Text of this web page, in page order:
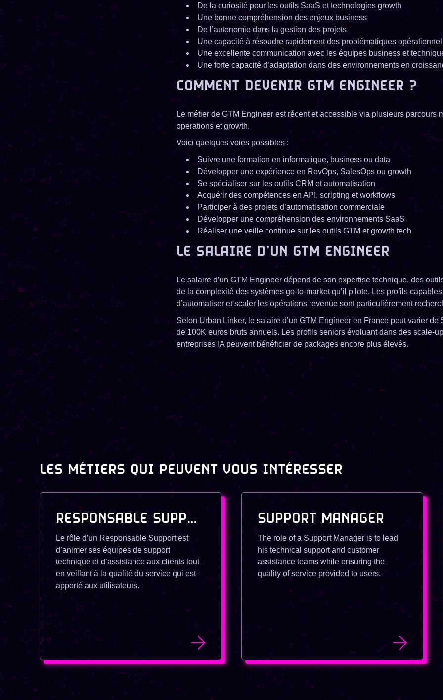
De la curiosité pour les outils SaaS et technologies growth
Une bonne compréhension des enjeux business
De l’autonomie dans la gestion des projets
Une capacité à résoudre rapidement des problématiques
Une excellente communication avec les équipes business et
Une forte capacité d’adaptation dans des environnements en
COMMENT DEVENIR GTM ENGINEER ?
Le métier de GTM Engineer est récent et accessible via plusieurs parcours
operations et growth.
Voici quelques voies possibles :
Suivre une formation en informatique, business ou data
Développer une expérience en RevOps, SalesOps ou growth
Se spécialiser sur les outils CRM et automatisation
Acquérir des compétences en API, scripting et workflows
Participer à des projets d’automatisation commerciale
Développer une compréhension des environnements SaaS
Réaliser une veille continue sur les outils GTM et growth tech
LE SALAIRE D’UN GTM ENGINEER
Le salaire d’un GTM Engineer dépend de son expertise technique, des
de la complexité des systèmes go-to-market qu’il pilote. Les profils capables
d’automatiser et scaler les opérations revenue sont particulièrement
Selon Urban Linker, le salaire d’un GTM Engineer en France peut varier de
de 100K euros bruts annuels. Les profils seniors évoluant dans des scale-
entreprises IA peuvent bénéficier de packages encore plus élevés.
LES MÉTIERS QUI PEUVENT VOUS INTÉRESSER
RESPONSABLE SUPPORT
Le rôle d’un Responsable Support est
d’animer ses équipes de support
technique et d’assistance aux clients tout
en veillant à la qualité du service qui est
apporté aux utilisateurs.
SUPPORT MANAGER
The role of a Support Manager is to lead
his technical support and customer
assistance teams while ensuring the
quality of service provided to users.